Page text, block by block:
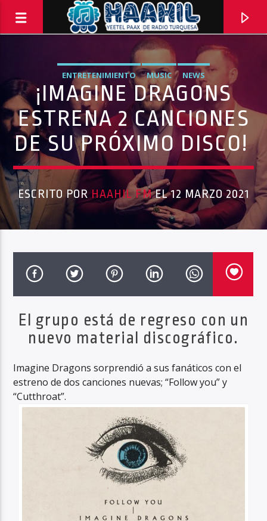
PROGRAMA ACTUAL
Haahil FM
ENTRETENIMIENTO MUSIC NEWS
¡IMAGINE DRAGONS
ESTRENA 2 CANCIONES
DE SU PRÓXIMO DISCO!
ESCRITO PORHAAHIL FMEL 12 MARZO 2021
El grupo está de regreso con un
nuevo material discográfico.
Imagine Dragons sorprendió a sus fanáticos con el
estreno de dos canciones nuevas; “Follow you” y
“Cutthroat”.